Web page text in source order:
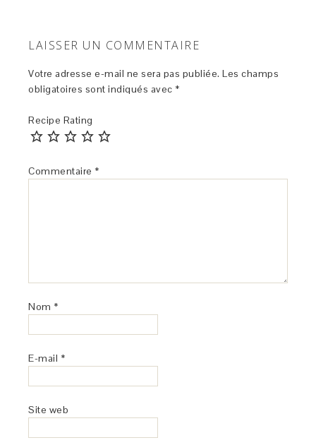
LAISSER UN COMMENTAIRE
Votre adresse e-mail ne sera pas publiée. Les champs
obligatoires sont indiqués avec *
Recipe Rating
Commentaire *
Nom *
E-mail *
Site web